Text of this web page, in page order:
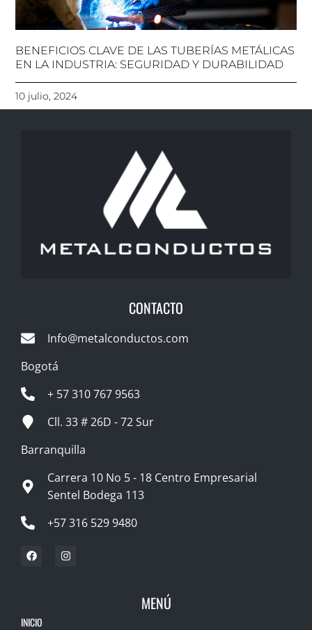
BENEFICIOS CLAVE DE LAS TUBERÍAS METÁLICAS
EN LA INDUSTRIA: SEGURIDAD Y DURABILIDAD
10 julio, 2024
CONTACTO
Info@metalconductos.com
Bogotá
+ 57 310 767 9563
Cll. 33 # 26D - 72 Sur
Barranquilla
Carrera 10 No 5 - 18 Centro Empresarial
Sentel Bodega 113
+57 316 529 9480
MENÚ
INICIO